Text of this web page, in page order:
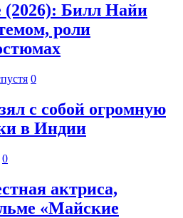
Билл Найи
роли
0
с собой огромную
в Индии
0
актриса,
«Майские